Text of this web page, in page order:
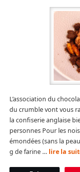
L’association du
du crumble vont vous
la confiserie anglaise
personnes Pour les
émondées (sans la
g de farine … lire la